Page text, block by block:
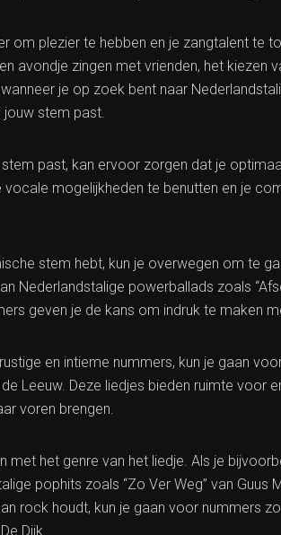
om plezier te hebben en je zangtalent te
avondje zingen met vrienden, het kiezen
je op zoek bent naar
jouw stem past.
past, kan ervoor zorgen dat je
mogelijkheden te benutten en je
stem hebt, kun je overwegen om te
Nederlandstalige powerballads zoals
geven je de kans om indruk te maken
en intieme nummers, kun je gaan
de Leeuw. Deze liedjes bieden ruimte voor
voren brengen.
met het genre van het liedje. Als je
pophits zoals “Zo Ver Weg” van Guus
rock houdt, kun je gaan voor nummers
Dijk.